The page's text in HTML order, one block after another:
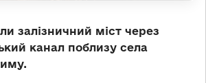
залізничний міст через
канал поблизу села